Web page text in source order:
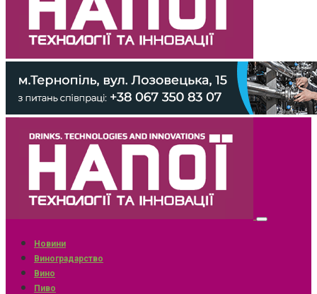
Новини
Виноградарство
Вино
Пиво